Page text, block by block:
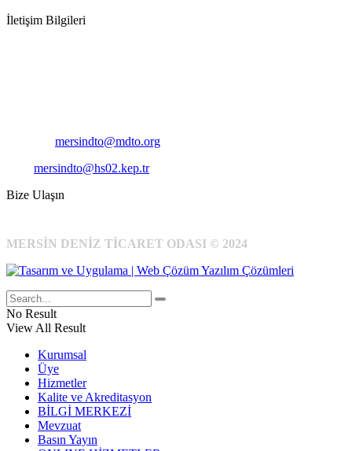
İletişim Bilgileri
mersindto@mdto.org
mersindto@hs02.kep.tr
Bize Ulaşın
MERSİN DENİZ TİCARET ODASI © 2024
No Result
View All Result
Kurumsal
Üye
Hizmetler
Kalite ve Akreditasyon
BİLGİ MERKEZİ
Mevzuat
Basın Yayın